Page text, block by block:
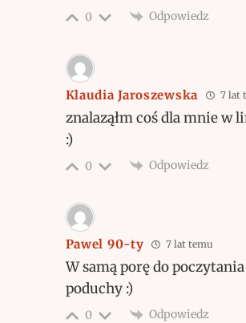
0 Odpowiedz
Klaudia Jaroszewska 7 lat
znalaząłm coś dla mnie w
:)
0 Odpowiedz
Pawel 90-ty 7 lat temu
W samą porę do
poduchy :)
0 Odpowiedz